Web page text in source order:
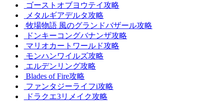
ゴーストオブヨウテイ攻略
メタルギアデルタ攻略
牧場物語 風のグランドバザール攻略
ドンキーコングバナンザ攻略
マリオカートワールド攻略
モンハンワイルズ攻略
エルデンリング攻略
Blades of Fire攻略
ファンタジーライフi攻略
ドラクエ3リメイク攻略